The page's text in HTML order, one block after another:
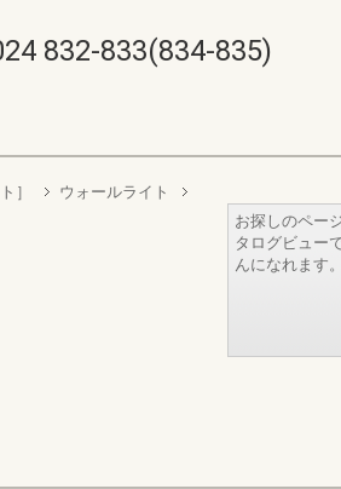
832-833(834-835)
］ ウォールライト
お探しのペー
タログビュー
んになれます。